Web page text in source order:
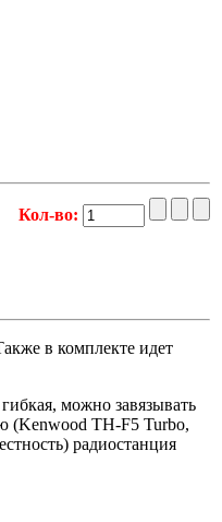
Кол-во:
в комплекте идет
можно завязывать
(Kenwood TH-F5 Turbo,
радиостанция